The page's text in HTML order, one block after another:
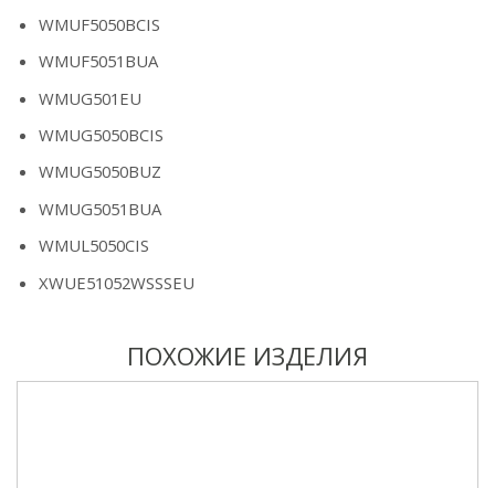
WMUF5050BCIS
WMUF5051BUA
WMUG501EU
WMUG5050BCIS
WMUG5050BUZ
WMUG5051BUA
WMUL5050CIS
XWUE51052WSSSEU
ПОХОЖИЕ ИЗДЕЛИЯ